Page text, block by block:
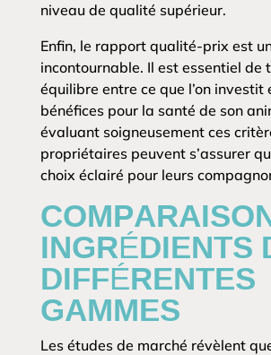
niveau de qualité supérieur.
Enfin, le rapport qualité-prix est
incontournable. Il est essentiel de
équilibre entre ce que l’on investit
bénéfices pour la santé de son
évaluant soigneusement ces
propriétaires peuvent s’assurer
choix éclairé pour leurs
INGRÉDIENTS
DIFFÉRENTES
GAMMES
Les études de marché révèlent